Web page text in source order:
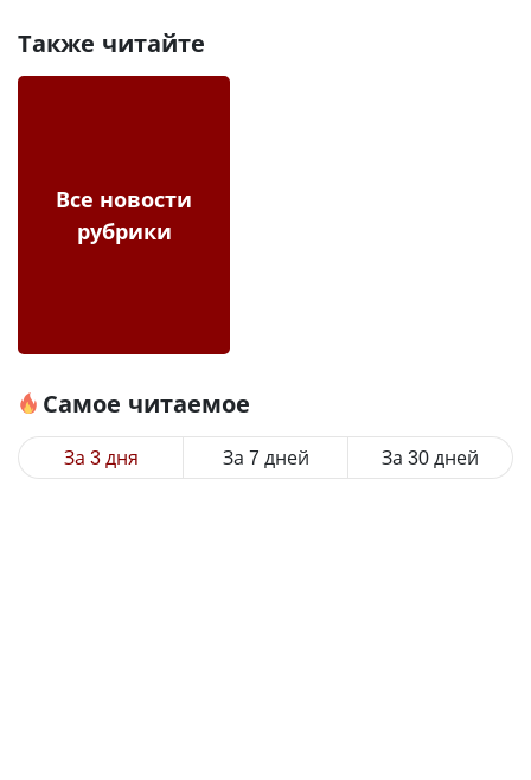
Также читайте
Все новости
рубрики
Самое читаемое
За 3 дня За 7 дней За 30 дней